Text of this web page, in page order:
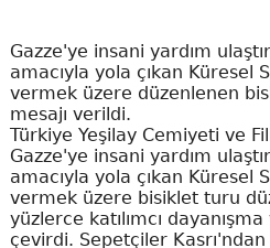
Gazze'ye insani yardım
amacıyla yola çıkan Küresel
vermek üzere düzenlenen
mesajı verildi.
Türkiye Yeşilay Cemiyeti ve
Gazze'ye insani yardım
amacıyla yola çıkan Küresel
vermek üzere bisiklet turu
yüzlerce katılımcı
çevirdi. Sepetçiler